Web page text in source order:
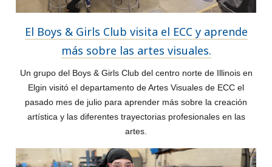
El Boys & Girls Club visita el ECC y aprende
más sobre las artes visuales.
Un grupo del Boys & Girls Club del centro norte de Illinois en
Elgin visitó el departamento de Artes Visuales de ECC el
pasado mes de julio para aprender más sobre la creación
artística y las diferentes trayectorias profesionales en las
artes.